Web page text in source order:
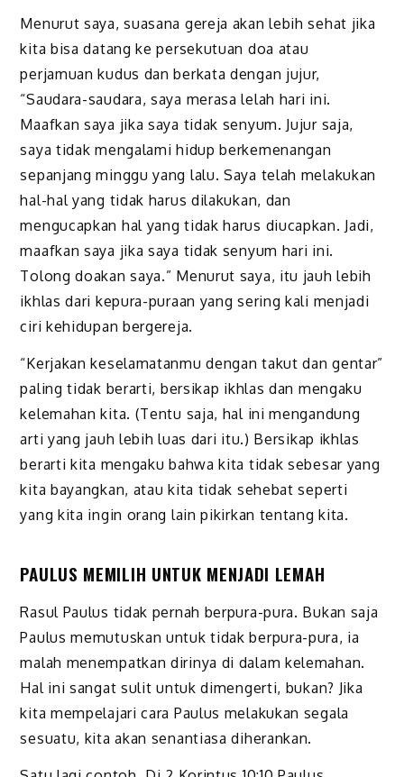
Menurut saya, suasana gereja akan lebih sehat jika
kita bisa datang ke persekutuan doa atau
perjamuan kudus dan berkata dengan jujur,
“Saudara-saudara, saya merasa lelah hari ini.
Maafkan saya jika saya tidak senyum. Jujur saja,
saya tidak mengalami hidup berkemenangan
sepanjang minggu yang lalu. Saya telah melakukan
hal-hal yang tidak harus dilakukan, dan
mengucapkan hal yang tidak harus diucapkan. Jadi,
maafkan saya jika saya tidak senyum hari ini.
Tolong doakan saya.” Menurut saya, itu jauh lebih
ikhlas dari kepura-puraan yang sering kali menjadi
ciri kehidupan bergereja.
“Kerjakan keselamatanmu dengan takut dan gentar”
paling tidak berarti, bersikap ikhlas dan mengaku
kelemahan kita. (Tentu saja, hal ini mengandung
arti yang jauh lebih luas dari itu.) Bersikap ikhlas
berarti kita mengaku bahwa kita tidak sebesar yang
kita bayangkan, atau kita tidak sehebat seperti
yang kita ingin orang lain pikirkan tentang kita.
PAULUS MEMILIH UNTUK MENJADI LEMAH
Rasul Paulus tidak pernah berpura-pura. Bukan saja
Paulus memutuskan untuk tidak berpura-pura, ia
malah menempat­kan dirinya di dalam kelemahan.
Hal ini sangat sulit untuk dimengerti, bukan? Jika
kita mempelajari cara Paulus melakukan segala
sesuatu, kita akan senantiasa diherankan.